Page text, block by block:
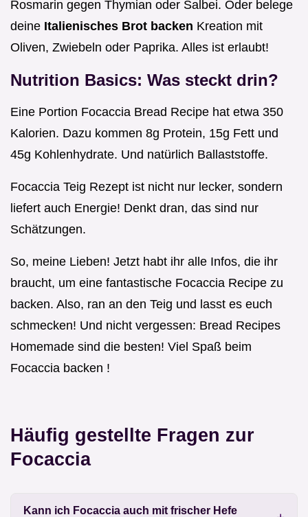
Rosmarin gegen Thymian oder Salbei. Oder belege
deine Italienisches Brot backen Kreation mit
Oliven, Zwiebeln oder Paprika. Alles ist erlaubt!
Nutrition Basics: Was steckt drin?
Eine Portion Focaccia Bread Recipe hat etwa 350
Kalorien. Dazu kommen 8g Protein, 15g Fett und
45g Kohlenhydrate. Und natürlich Ballaststoffe.
Focaccia Teig Rezept ist nicht nur lecker, sondern
liefert auch Energie! Denkt dran, das sind nur
Schätzungen.
So, meine Lieben! Jetzt habt ihr alle Infos, die ihr
braucht, um eine fantastische Focaccia Recipe zu
backen. Also, ran an den Teig und lasst es euch
schmecken! Und nicht vergessen: Bread Recipes
Homemade sind die besten! Viel Spaß beim
Focaccia backen !
Häufig gestellte Fragen zur
Focaccia
Kann ich Focaccia auch mit frischer Hefe